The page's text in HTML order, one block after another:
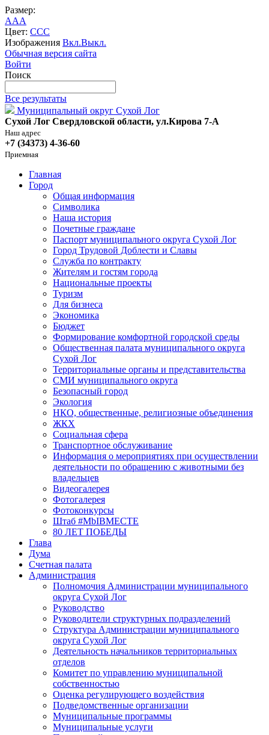
Размер:
AAA
Цвет: CCC
Изображения Вкл.Выкл.
Обычная версия сайта
Войти
Поиск
Все результаты
Муниципальный округ Сухой Лог
Сухой Лог Свердловской области, ул.Кирова 7-А
Наш адрес
+7 (34373) 4-36-60
Приемная
Главная
Город
Общая информация
Символика
Наша история
Почетные граждане
Паспорт муниципального округа Сухой Лог
Город Трудовой Доблести и Славы
Служба по контракту
Жителям и гостям города
Национальные проекты
Туризм
Для бизнеса
Экономика
Бюджет
Формирование комфортной городской среды
Общественная палата муниципального округа
Сухой Лог
Территориальные органы и представительства
СМИ муниципального округа
Безопасный город
Экология
НКО, общественные, религиозные объединения
ЖКХ
Социальная сфера
Транспортное обслуживание
Информация о мероприятиях при осуществлении
деятельности по обращению с животными без
владельцев
Видеогалерея
Фотогалерея
Фотоконкурсы
Штаб #MbIBMECTE
80 ЛЕТ ПОБЕДЫ
Глава
Дума
Счетная палата
Администрация
Полномочия Администрации муниципального
округа Сухой Лог
Руководство
Руководители структурных подразделений
Структура Администрации муниципального
округа Сухой Лог
Деятельность начальников территориальных
отделов
Комитет по управлению муниципальной
собственностью
Оценка регулирующего воздействия
Подведомственные организации
Муниципальные программы
Муниципальные услуги